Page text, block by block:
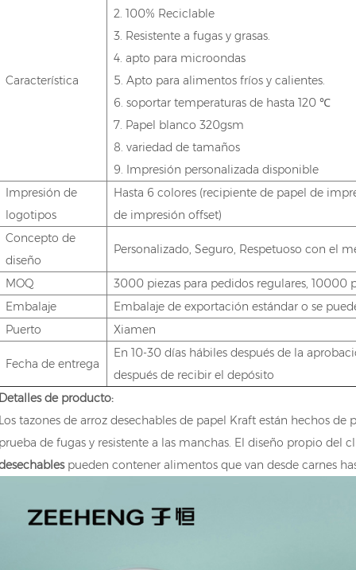
Característica
2. 100% Reciclable
3. Resistente a fugas y grasas.
4. apto para microondas
5. Apto para alimentos fríos y calientes.
6. soportar temperaturas de hasta 120 ℃
7. Papel blanco 320gsm
8. variedad de tamaños
9. Impresión personalizada disponible
Impresión de
logotipos
Hasta 6 colores (recipiente de papel de
de impresión offset)
Concepto de
diseño
Personalizado, Seguro, Respetuoso con el
MOQ
3000 piezas para pedidos regulares, 10000
Embalaje
Embalaje de exportación estándar o se
Puerto
Xiamen
Fecha de entrega
En 10-30 días hábiles después de la
después de recibir el depósito
de producto:
tazones de arroz desechables de papel Kraft están hechos
de fugas y resistente a las manchas. El diseño propio del
pueden contener alimentos que van desde carnes